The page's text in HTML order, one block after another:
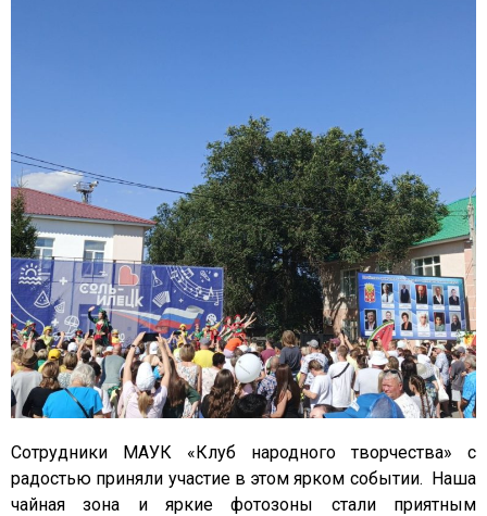
Сотрудники МАУК «Клуб народного творчества» с
радостью приняли участие в этом ярком событии. Наша
чайная зона и яркие фотозоны стали приятным